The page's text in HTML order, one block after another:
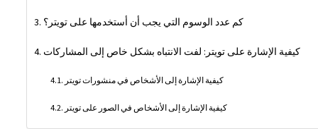
كم عدد الوسوم التي يجب أن أستخدمها على تويتر؟
كيفية الإشارة على تويتر: لفت الانتباه بشكل خاص إلى المشاركات
كيفية الإشارة إلى الأشخاص في منشورات تويتر
كيفية الإشارة إلى الأشخاص في الصور على تويتر